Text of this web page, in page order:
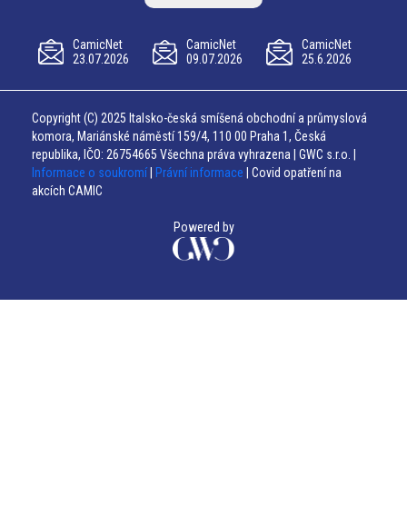
CamicNet
23.07.2026
CamicNet
09.07.2026
CamicNet
25.6.2026
Copyright (C) 2025 Italsko-česká smíšená obchodní a průmyslová
komora, Mariánské náměstí 159/4, 110 00 Praha 1, Česká
republika, IČO: 26754665 Všechna práva vyhrazena | GWC s.r.o. |
Informace o soukromí
Právní informace | Covid opatření na
akcích CAMIC
Powered by